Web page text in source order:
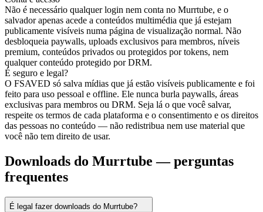
Não é necessário qualquer login nem conta no Murrtube, e o
salvador apenas acede a conteúdos multimédia que já estejam
publicamente visíveis numa página de visualização normal. Não
desbloqueia paywalls, uploads exclusivos para membros, níveis
premium, conteúdos privados ou protegidos por tokens, nem
qualquer conteúdo protegido por DRM.
É seguro e legal?
O FSAVED só salva mídias que já estão visíveis publicamente e foi
feito para uso pessoal e offline. Ele nunca burla paywalls, áreas
exclusivas para membros ou DRM. Seja lá o que você salvar,
respeite os termos de cada plataforma e o consentimento e os direitos
das pessoas no conteúdo — não redistribua nem use material que
você não tem direito de usar.
Downloads do Murrtube — perguntas
frequentes
É legal fazer downloads do Murrtube?